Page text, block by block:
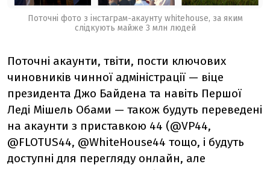
Поточні фото з інстаграм-акаунту whitehouse, за яким
слідкують майже 3 млн людей
Поточні акаунти, твіти, пости ключових
чиновників чинної адміністрації — віце
президента Джо Байдена та навіть Першої
Леді Мішель Обами — також будуть переведені
на акаунти з приставкою 44 (@VP44,
@FLOTUS44, @WhiteHouse44 тощо, і будуть
доступні для перегляду онлайн, але